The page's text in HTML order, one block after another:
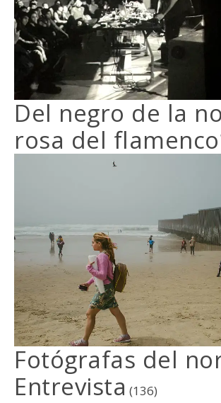
Del negro de la
rosa del
Fotógrafas del
Entrevista (136)